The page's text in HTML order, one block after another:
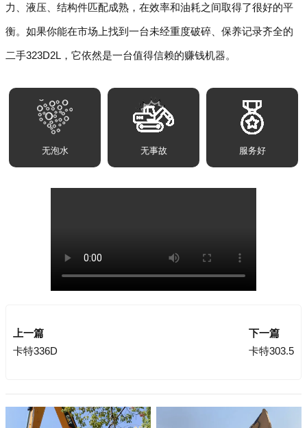
力、液压、结构件匹配成熟，在效率和油耗之间取得了很好的平
衡。如果你能在市场上找到一台未经重度破碎、保养记录齐全的
二手323D2L，它依然是一台值得信赖的赚钱机器。
无泡水 无事故 服务好
上一篇
卡特336D
下一篇
卡特303.5